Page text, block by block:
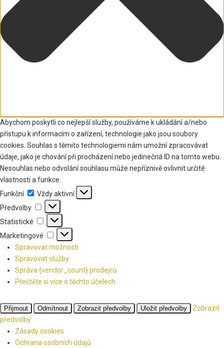
Abychom poskytli co nejlepší služby, používáme k ukládání a/nebo
přístupu k informacím o zařízení, technologie jako jsou soubory
cookies. Souhlas s těmito technologiemi nám umožní zpracovávat
údaje, jako je chování při procházení nebo jedinečná ID na tomto webu.
Nesouhlas nebo odvolání souhlasu může nepříznivě ovlivnit určité
vlastnosti a funkce.
Funkční
Funkční
Vždy aktivní
Předvolby
Předvolby
Statistické Statistické
Marketingové
Marketingové
Spravovat možnosti
Spravovat služby
Správa {vendor_count} prodejců
Přečtěte si více o těchto účelech
Přijmout Odmítnout Zobrazit předvolby Uložit předvolby
Zobrazit
předvolby
Zásady cookies
Ochrana osobních údajů